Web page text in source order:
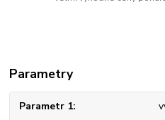
Parametry
Parametr 1